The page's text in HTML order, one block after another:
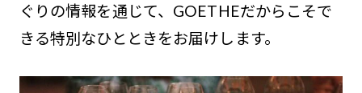
ぐりの情報を通じて、GOETHEだからこそで
きる特別なひとときをお届けします。